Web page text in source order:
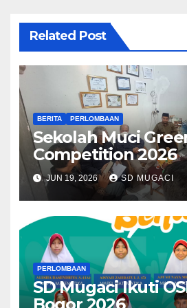
Related Post
BERITA PERLOMBAAN
Sekolah Muci
Competition 2026
JUN 19, 2026 SD MUGACI
PERLOMBAAN
SD Mugaci Ikuti